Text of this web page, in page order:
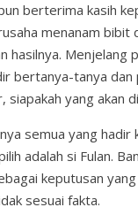
berterima kasih
menanam bibit
hasilnya. Menjelang
bertanya-tanya dan
yang akan
semua yang hadir
adalah si Fulan.
keputusan
sesuai fakta.